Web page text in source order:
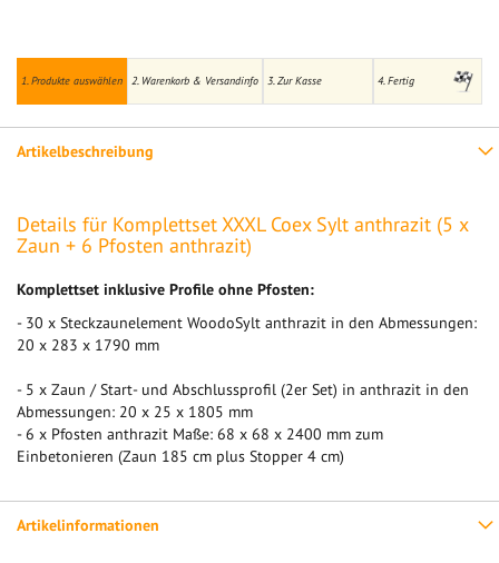
1. Produkte auswählen 2. Warenkorb & Versandinfo 3. Zur Kasse 4. Fertig
Artikelbeschreibung
Details für Komplettset XXXL Coex Sylt anthrazit (5 x
Zaun + 6 Pfosten anthrazit)
Komplettset inklusive Profile ohne Pfosten:
- 30 x Steckzaunelement WoodoSylt anthrazit in den Abmessungen:
20 x 283 x 1790 mm
- 5 x Zaun / Start- und Abschlussprofil (2er Set) in anthrazit in den
Abmessungen: 20 x 25 x 1805 mm
- 6 x Pfosten anthrazit Maße: 68 x 68 x 2400 mm zum
Einbetonieren (Zaun 185 cm plus Stopper 4 cm)
Artikelinformationen